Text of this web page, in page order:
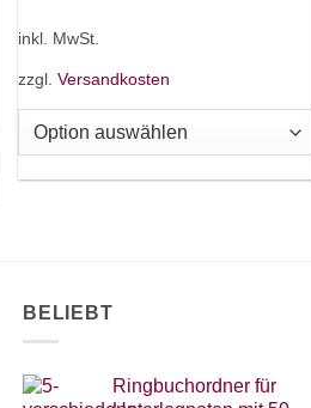
mehrere
Varianten
auf.
Produktseite
inkl. MwSt.
zzgl.Versandkosten
BELIEBT
Ringbuchordner für